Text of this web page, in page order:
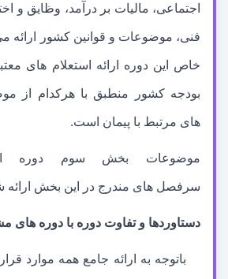
اجتماعی، مالیات بر درآمد، وظایق و
فنی، موضوعات و قوانین کشور ارائه می
خاص این دوره ارائه استعلامهای معتبر
بودجه کشور منطبق با هرکدام از
های مرتبط با پیمان است.
موضوعات بخش سوم دوره
سرفصلهای مندرج در این بخش ارائه
دستاوردها و تفاوت دوره با دوره های
باتوجه به ارائه جامع همه موارد